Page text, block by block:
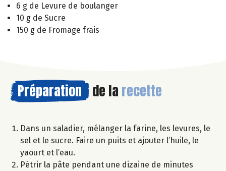
6 g de Levure de boulanger
10 g de Sucre
150 g de Fromage frais
Préparation de la recette
Dans un saladier, mélanger la farine, les levures, le
sel et le sucre. Faire un puits et ajouter l’huile, le
yaourt et l’eau.
Pétrir la pâte pendant une dizaine de minutes